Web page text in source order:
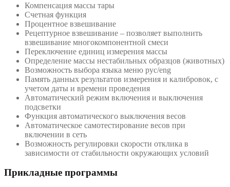
Компенсация массы тары
Счетная функция
Процентное взвешивание
Рецептурное взвешивание – позволяет выполнить
взвешивание многокомпонентной смеси
Переключение единиц измерения массы
Определение массы нестабильных образцов (животных)
Возможность выбора языка меню рус/eng
Память данных результатов измерения и калибровок, с
учетом даты и времени проведения
Автоматический режим включения и выключения
подсветки
Функция автоматического выключения весов
Автоматическое самотестирование весов при
включении в сеть
Возможность регулировки скорости отклика в
зависимости от стабильности окружающих условий
Прикладные программы